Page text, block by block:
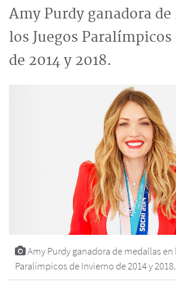
Amy Purdy ganadora
los Juegos
de 2014 y 2018.
Amy Purdy ganadora de medallas
Paralímpicos de Invierno de 2014 y 2018.